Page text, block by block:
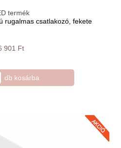
termék
rugalmas csatlakozó, fekete
901 Ft